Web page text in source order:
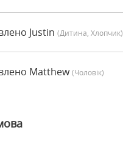
Justin (дитина, Хлопчик)
Matthew(чоловік)